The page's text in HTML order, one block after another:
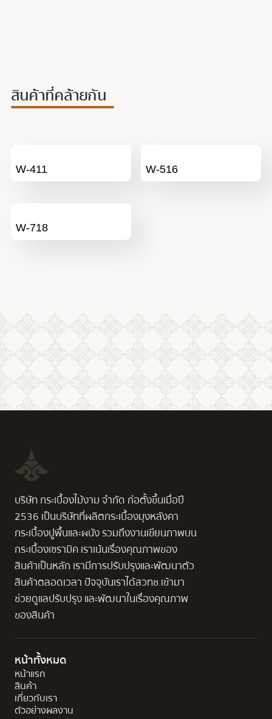
สินค้าที่คล้ายกัน
W-411 W-516
W-718
บริษัท กระเบื้องไม้งาม จำกัด ก่อตั้งขึ้นเมื่อปี
2536 เป็นบริษัทที่ผลิตกระเบื้องมุงหลังคา
กระเบื้องปูพื้นและผนัง รวมถึงงานเขียนภาพบน
กระเบื้องเซรามิค เราเน้นเรื่องคุณภาพของ
สินค้าเป็นหลัก เรามีการปรับปรุงและพัฒนาตัว
สินค้าตลอดเวลา ปัจจุบันเราได้สวทช.เข้ามา
ช่วยดูแลปรับปรุง และพัฒนาในเรื่องคุณภาพ
ของสินค้า
หน้าทั้งหมด
หน้าแรก
สินค้า
เกี่ยวกับเรา
ตัวอย่างผลงาน